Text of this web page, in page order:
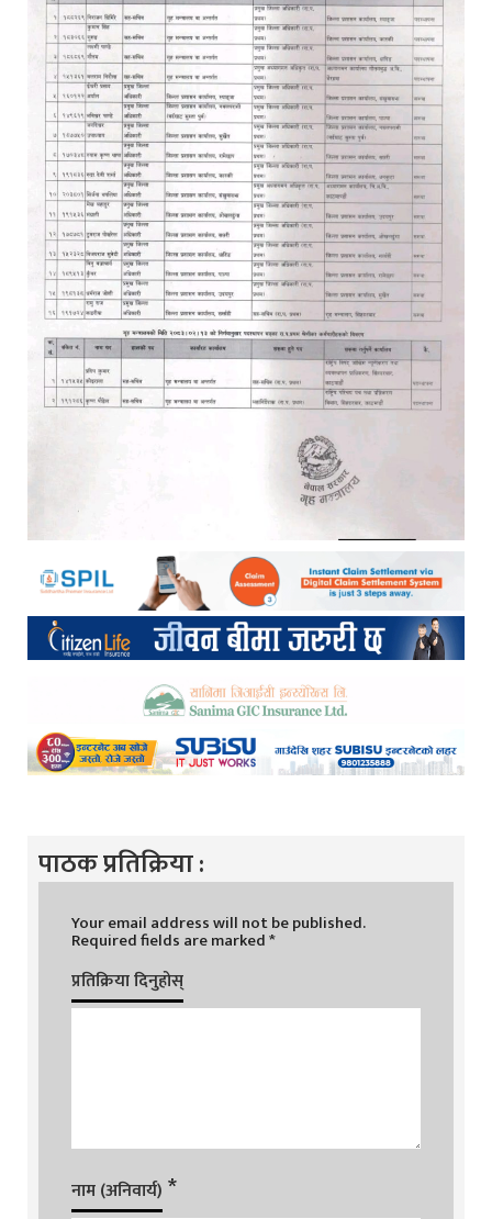
पाठक प्रतिक्रिया :
Your email address will not be published.
Required fields are marked*
प्रतिक्रिया दिनुहोस्
नाम (अनिवार्य) *